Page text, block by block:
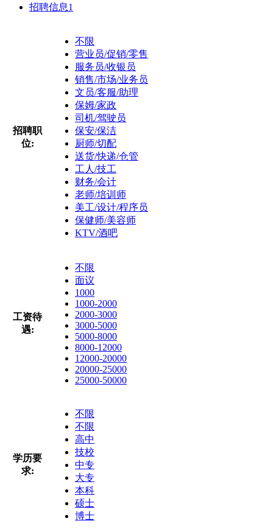
招聘信息1
招聘职
位:
不限
营业员/促销/零售
服务员/收银员
销售/市场/业务员
文员/客服/助理
保姆/家政
司机/驾驶员
保安/保洁
厨师/切配
送货/快递/仓管
工人/技工
财务/会计
老师/培训师
美工/设计/程序员
保健师/美容师
KTV/酒吧
工资待
遇:
不限
面议
1000
1000-2000
2000-3000
3000-5000
5000-8000
8000-12000
12000-20000
20000-25000
25000-50000
学历要
求:
不限
不限
高中
技校
中专
大专
本科
硕士
博士